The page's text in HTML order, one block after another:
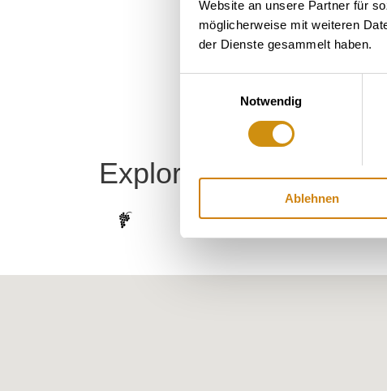
Website an unsere Partner für
möglicherweise mit weiteren
der Dienste gesammelt haben.
Notwendig
Ablehnen
Explore the area